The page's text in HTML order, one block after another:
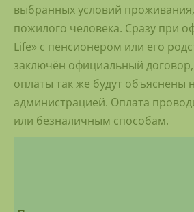
выбранных условий
пожилого человека. Сразу при
Life» с пенсионером или его
заключён официальный
оплаты так же будут объяснены
администрацией. Оплата
или безналичным способам.